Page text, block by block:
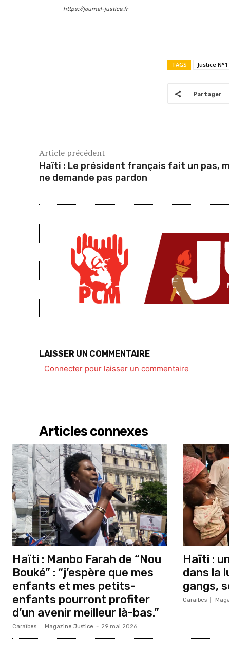
https://journal-justice.fr
TAGS Justice
Partager
Article précédent
Haïti : Le président français fait un pas,
ne demande pas pardon
LAISSER UN COMMENTAIRE
Connecter pour laisser un commentaire
Articles connexes
Haïti : Manbo Farah de “Nou
Bouké” : “j’espère que mes
enfants et mes petits-
enfants pourront profiter
d’un avenir meilleur là-bas.”
Caraïbes Magazine Justice - 29 mai 2026
Haïti :
dans la
gangs,
Caraïbes